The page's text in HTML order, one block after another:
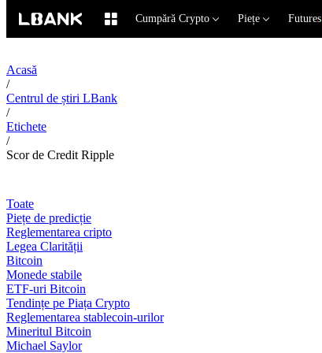
Cumpără Crypto Piețe Futures
Acasă
/
Centrul de știri LBank
/
Etichete
/
Scor de Credit Ripple
Toate
Piețe de predicție
Reglementarea cripto
Legea Clarității
Bitcoin
Monede stabile
ETF-uri Bitcoin
Tendințe pe Piața Crypto
Reglementarea stablecoin-urilor
Mineritul Bitcoin
Michael Saylor